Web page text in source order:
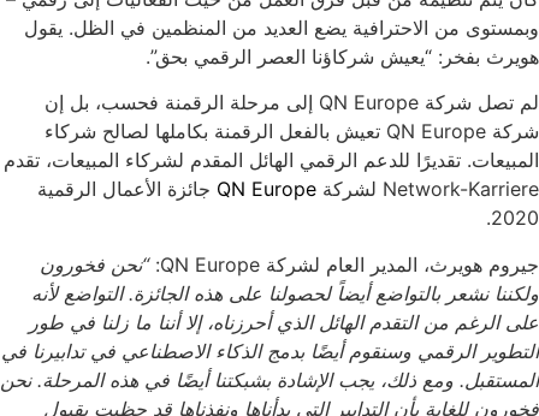
وبمستوى من الاحترافية يضع العديد من المنظمين في الظل. يقول
هويرث بفخر: “يعيش شركاؤنا العصر الرقمي بحق”.
لم تصل شركة QN Europe إلى مرحلة الرقمنة فحسب، بل إن
شركة QN Europe تعيش بالفعل الرقمنة بكاملها لصالح شركاء
المبيعات. تقديرًا للدعم الرقمي الهائل المقدم لشركاء المبيعات، تقدم
Network-Karriere لشركة
QN Europe جائزة الأعمال الرقمية
2020.
جيروم هويرث، المدير العام لشركة QN Europe:
“نحن فخورون
ولكننا نشعر بالتواضع أيضاً لحصولنا على هذه الجائزة. التواضع لأنه
على الرغم من التقدم الهائل الذي أحرزناه، إلا أننا ما زلنا في طور
التطوير الرقمي وسنقوم أيضًا بدمج الذكاء الاصطناعي في تدابيرنا في
المستقبل. ومع ذلك، يجب الإشادة بشبكتنا أيضًا في هذه المرحلة. نحن
فخورون للغاية بأن التدابير التي بدأناها ونفذناها قد حظيت بقبول